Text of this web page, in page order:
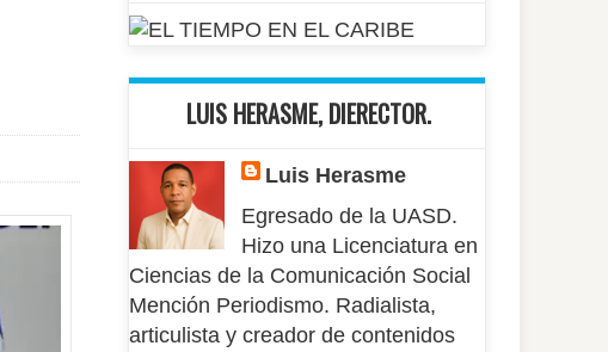
LUIS HERASME, DIERECTOR.
Luis Herasme
Egresado de la UASD.
Hizo una Licenciatura en
Ciencias de la Comunicación Social
Mención Periodismo. Radialista,
articulista y creador de contenidos